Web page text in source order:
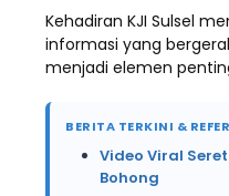
Kehadiran KJI Sulsel
informasi yang
menjadi elemen
BERITA TERKINI &
Video Viral
Bohong